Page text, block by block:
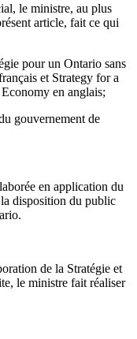
le ministre, au plus
article, fait ce qui
pour un Ontario sans
et Strategy for a
en anglais;
gouvernement de
en application du
disposition du public
de la Stratégie et
le ministre fait réaliser